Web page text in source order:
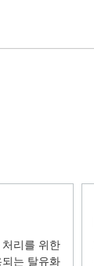
리를 위한
는 탈유화